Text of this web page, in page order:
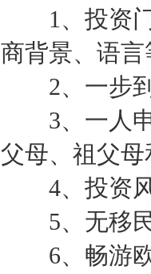
1、投资门
商背景、语
2、一步到
3、一人申
父母、祖父
4、投资风
5、无移民
6、畅游欧